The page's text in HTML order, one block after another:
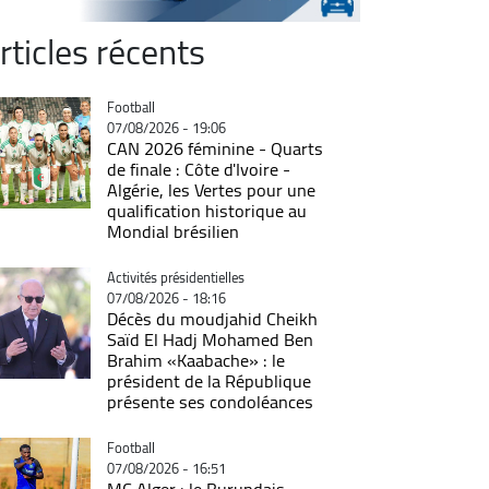
récents
Catégorie
Football
07/08/2026 - 19:06
CAN 2026 féminine - Quarts
de finale : Côte d'Ivoire -
Algérie, les Vertes pour une
qualification historique au
Mondial brésilien
Catégorie
Activités présidentielles
07/08/2026 - 18:16
Décès du moudjahid Cheikh
Saïd El Hadj Mohamed Ben
Brahim «Kaabache» : le
président de la République
présente ses condoléances
Catégorie
Football
07/08/2026 - 16:51